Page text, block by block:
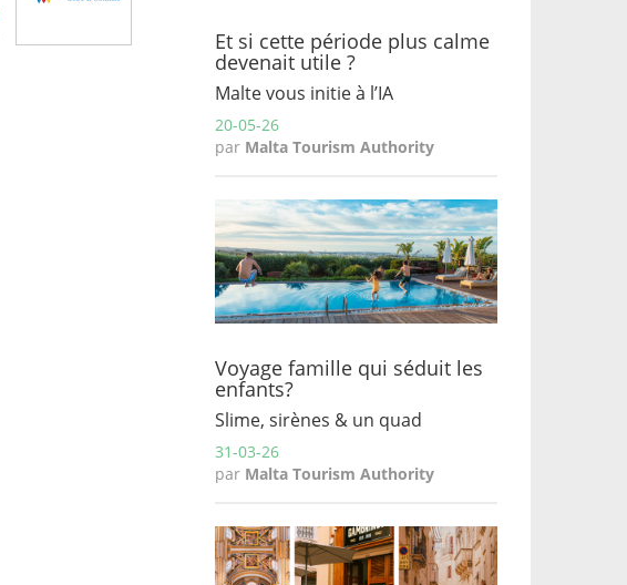
Et si cette période plus calme
devenait utile ?
Malte vous initie à l’IA
20-05-26
par Malta Tourism Authority
Voyage famille qui séduit les
enfants?
Slime, sirènes & un quad
31-03-26
par Malta Tourism Authority